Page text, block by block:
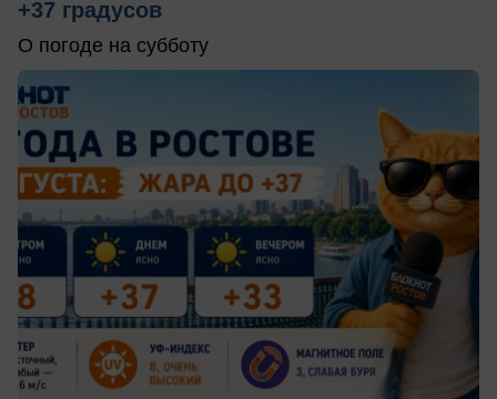
+37 градусов
О погоде на субботу